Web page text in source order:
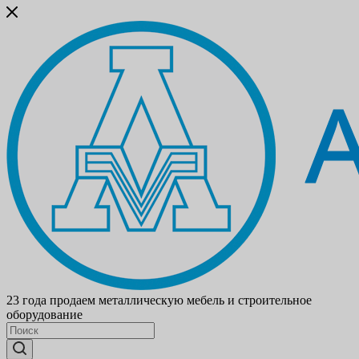
23 года продаем металлическую мебель и строительное
оборудование